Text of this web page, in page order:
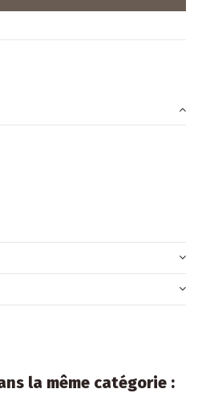
la même catégorie :